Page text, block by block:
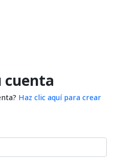
cuenta
Haz clic aquí para crear